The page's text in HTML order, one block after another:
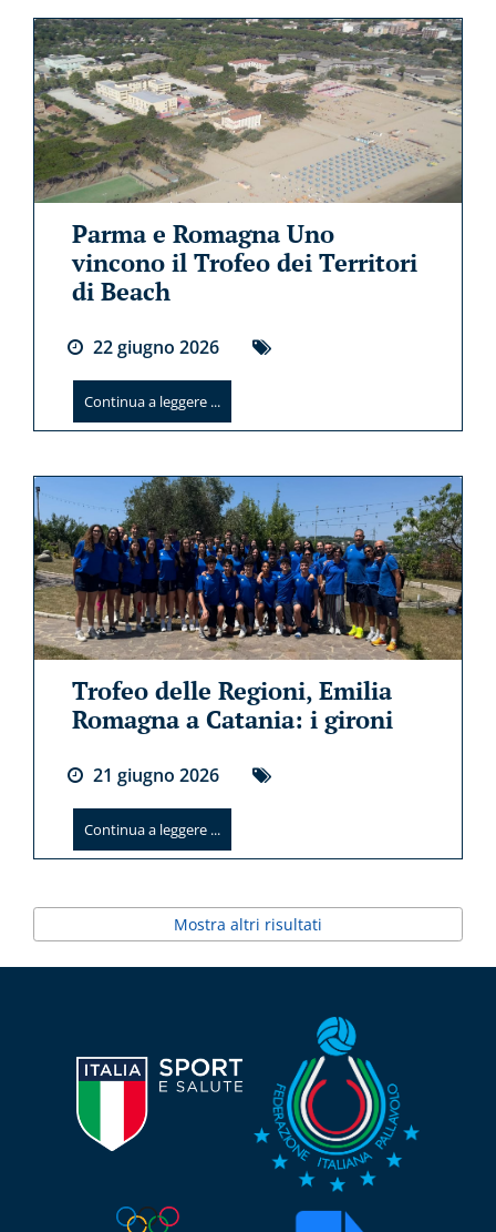
Parma e Romagna Uno
vincono il Trofeo dei Territori
di Beach
22giugno 2026
Continua a leggere ...
Trofeo delle Regioni, Emilia
Romagna a Catania: i gironi
21 giugno 2026
Continua a leggere ...
Mostra altri risultati